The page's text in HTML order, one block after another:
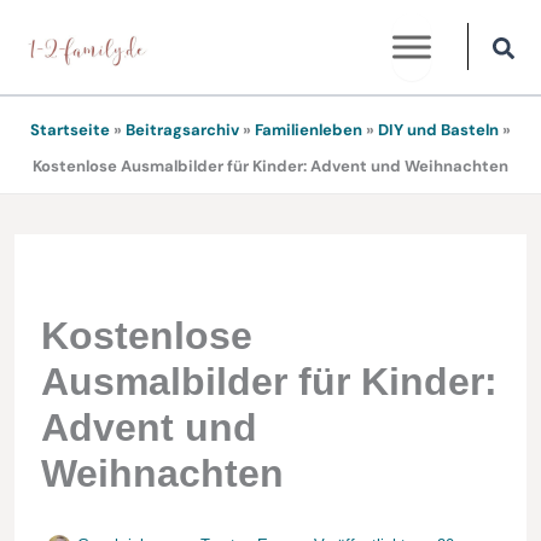
Inhalt
springen
Startseite » Beitragsarchiv » Familienleben » DIY und Basteln »
Kostenlose Ausmalbilder für Kinder: Advent und Weihnachten
Kostenlose
Ausmalbilder für Kinder:
Advent und
Weihnachten